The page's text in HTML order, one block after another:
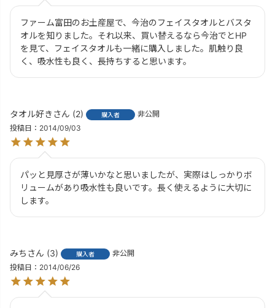
ファーム富田のお土産屋で、今治のフェイスタオルとバスタ
オルを知りました。それ以来、買い替えるなら今治でとHP
を見て、フェイスタオルも一緒に購入しました。肌触り良
く、吸水性も良く、長持ちすると思います。
タオル好き 2 購入者
非公開
投稿日
2014/09/03
パッと見厚さが薄いかなと思いましたが、実際はしっかりボ
リュームがあり吸水性も良いです。長く使えるように大切に
します。
みち 3 購入者
非公開
投稿日
2014/06/26